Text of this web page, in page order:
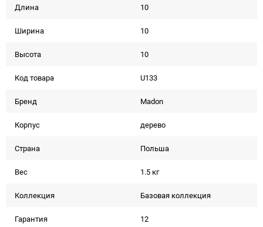
Длина 10
Ширина 10
Высота 10
Код товара U133
Бренд Madon
Корпус дерево
Страна Польша
Вес 1.5 кг
Коллекция Базовая коллекция
Гарантия 12